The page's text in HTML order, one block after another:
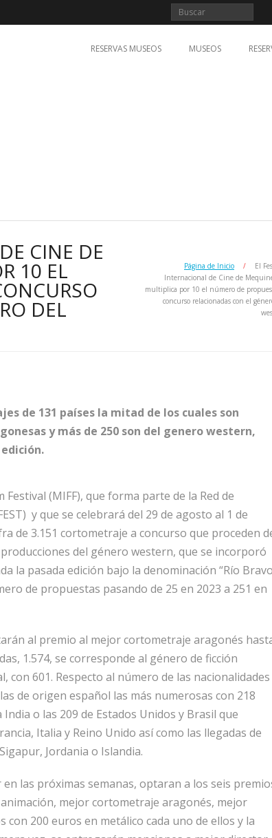
RESERVAS MUSEOS MUSEOS
CINE DE
10 EL
DEL
Página de Inicio /
El
Internacional de Cine de
multiplica por 10 el número de
concurso relacionadas con el
de 131 países la mitad de los cuales son
y más de 250 son del genero western,
(MIFF), que forma parte de la Red de
y que se celebrará del 29 de agosto al 1 de
de 3.151 cortometraje a concurso que proceden
del género western, que se incorporó
la pasada edición bajo la denominación “Río
de propuestas pasando de 25 en 2023 a 251 en
al premio al mejor cortometraje aragonés
1.574, se corresponde al género de ficción
con 601. Respecto al número de las nacionalidades
de origen español las más numerosas con 218
o las 209 de Estados Unidos y Brasil que
Italia y Reino Unido así como las llegadas de
Jordania o Islandia.
las próximas semanas, optaran a los seis
mejor cortometraje aragonés, mejor
200 euros en metálico cada uno de ellos y la